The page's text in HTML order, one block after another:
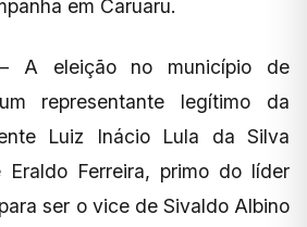
em Caruaru.
A eleição no município de
representante legítimo da
Luiz Inácio Lula da Silva
Ferreira, primo do líder
ser o vice de Sivaldo Albino